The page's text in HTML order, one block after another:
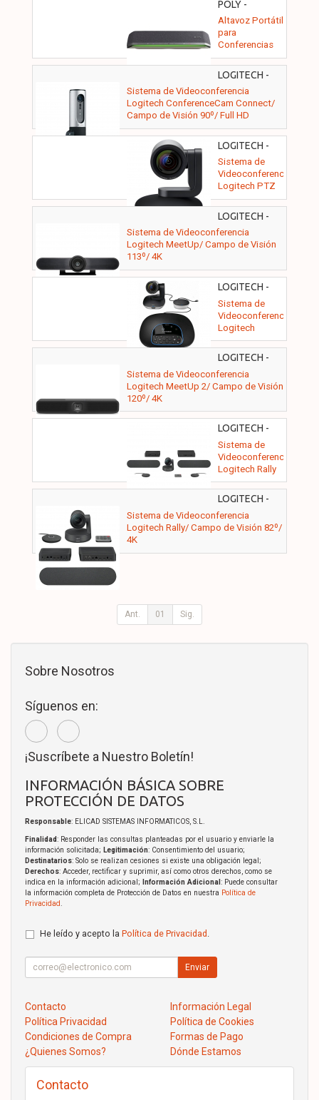
POLY -
77P41AA
Altavoz Portátil
para
Conferencias
Poly Sync 60
para Microsoft
Teams/ USB-
Bluetooth/
Negro
LOGITECH -
960-001034
Sistema de Videoconferencia
Logitech ConferenceCam Connect/
Campo de Visión 90º/ Full HD
LOGITECH -
960-001186
Sistema de
Videoconferencia
Logitech PTZ
PRO 2/ Campo
de Visión 90º/
Full HD
LOGITECH -
960-001102
Sistema de Videoconferencia
Logitech MeetUp/ Campo de Visión
113º/ 4K
LOGITECH -
960-001057
Sistema de
Videoconferencia
Logitech
Group/
Enfoque
Automático/
Full HD
LOGITECH -
960-001681
Sistema de Videoconferencia
Logitech MeetUp 2/ Campo de Visión
120º/ 4K
LOGITECH -
960-001224
Sistema de
Videoconferencia
Logitech Rally
Plus/ Campo
de Visión 82º/
4K
LOGITECH -
960-001218
Sistema de Videoconferencia
Logitech Rally/ Campo de Visión 82º/
4K
Ant. 01 Sig.
Sobre Nosotros
Síguenos en:
¡Suscríbete a Nuestro Boletín!
INFORMACIÓN BÁSICA SOBRE
PROTECCIÓN DE DATOS
Responsable: ELICAD SISTEMAS INFORMATICOS, S.L.
Finalidad: Responder las consultas planteadas por el usuario y enviarle la
información solicitada; Legitimación: Consentimiento del usuario;
Destinatarios: Solo se realizan cesiones si existe una obligación legal;
Derechos: Acceder, rectificar y suprimir, así como otros derechos, como se
indica en la información adicional;
Información Adicional : Puede consultar
la información completa de Protección de Datos en nuestra Política de
Privacidad.
He leído y acepto la Política de Privacidad .
Enviar
Contacto
Información Legal
Política Privacidad
Política de Cookies
Condiciones de Compra
Formas de Pago
¿Quienes Somos?
Dónde Estamos
Contacto